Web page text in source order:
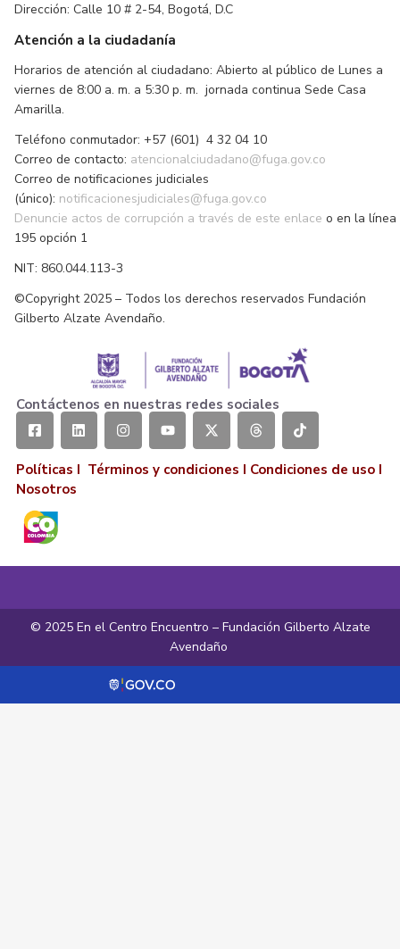
Dirección: Calle 10 # 2-54, Bogotá, D.C
Atención a la ciudadanía
Horarios de atención al ciudadano: Abierto al público de Lunes a
viernes de 8:00 a. m. a 5:30 p. m. jornada continua Sede Casa
Amarilla.
Teléfono conmutador: +57 (601) 4 32 04 10
Correo de contacto: atencionalciudadano@fuga.gov.co
Correo de notificaciones judiciales
(único): notificacionesjudiciales@fuga.gov.co
Denuncie actos de corrupción a través de este enlace o en la línea
195 opción 1
NIT: 860.044.113-3
©Copyright 2025 – Todos los derechos reservados Fundación
Gilberto Alzate Avendaño.
Contáctenos en nuestras redes sociales
Políticas I Términos y condiciones I Condiciones de uso I
Nosotros
© 2025 En el Centro Encuentro – Fundación Gilberto Alzate
Avendaño